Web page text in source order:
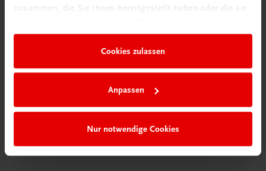
zusammen, die Sie ihnen bereitgestellt haben oder die sie
Cookies zulassen
Anpassen
Nur notwendige Cookies